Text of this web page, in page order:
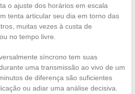
o ajuste dos horários em escala
tenta articular seu dia em torno das
muitas vezes à custa de
no tempo livre.
síncrono tem suas
uma transmissão ao vivo de um
de diferença são suficientes
ou adiar uma análise decisiva.